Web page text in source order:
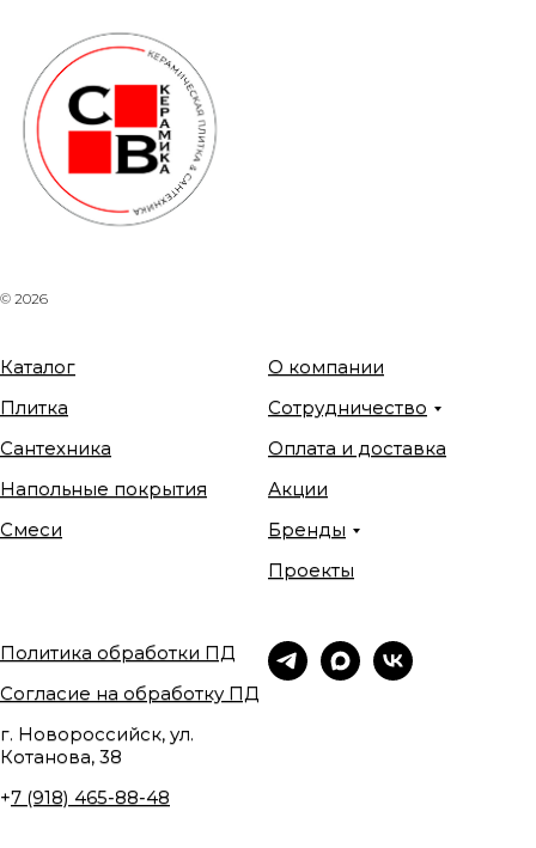
© 2026
Каталог
Плитка
Сантехника
Напольные покрытия
Смеси
О компании
Сотрудничество
Оплата и доставка
Акции
Бренды
Проекты
Политика обработки ПД
Согласие на обработку ПД
г. Новороссийск, ул.
Котанова, 38
+7 (918) 465-88-48